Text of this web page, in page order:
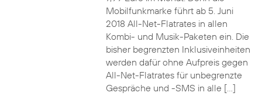
Mobilfunkmarke führt ab 5. Juni
2018 All-Net-Flatrates in allen
Kombi- und Musik-Paketen ein. Die
bisher begrenzten Inklusiveinheiten
werden dafür ohne Aufpreis gegen
All-Net-Flatrates für unbegrenzte
Gespräche und -SMS in alle […]